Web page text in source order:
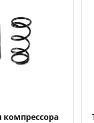
Добавить к сравнениюДобавить в избранное
компрессора